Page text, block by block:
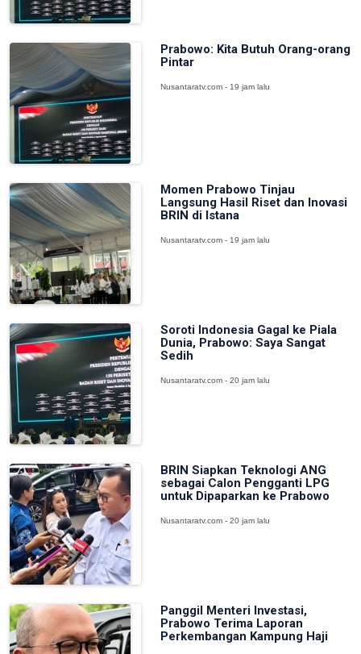
Prabowo: Kita Butuh Orang-orang
Pintar
Nusantaratv.com - 19 jam lalu
Momen Prabowo Tinjau
Langsung Hasil Riset dan Inovasi
BRIN di Istana
Nusantaratv.com - 19 jam lalu
Soroti Indonesia Gagal ke Piala
Dunia, Prabowo: Saya Sangat
Sedih
Nusantaratv.com - 20 jam lalu
BRIN Siapkan Teknologi ANG
sebagai Calon Pengganti LPG
untuk Dipaparkan ke Prabowo
Nusantaratv.com - 20 jam lalu
Panggil Menteri Investasi,
Prabowo Terima Laporan
Perkembangan Kampung Haji